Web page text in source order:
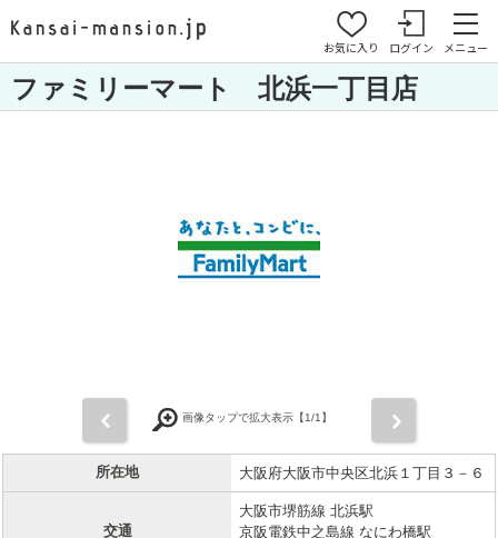
お気に入り ログイン メニュー
ファミリーマート 北浜一丁目店
画像タップで拡大表示【1/1】
所在地 大阪府大阪市中央区北浜１丁目３－６
交通
大阪市堺筋線 北浜駅
京阪電鉄中之島線 なにわ橋駅